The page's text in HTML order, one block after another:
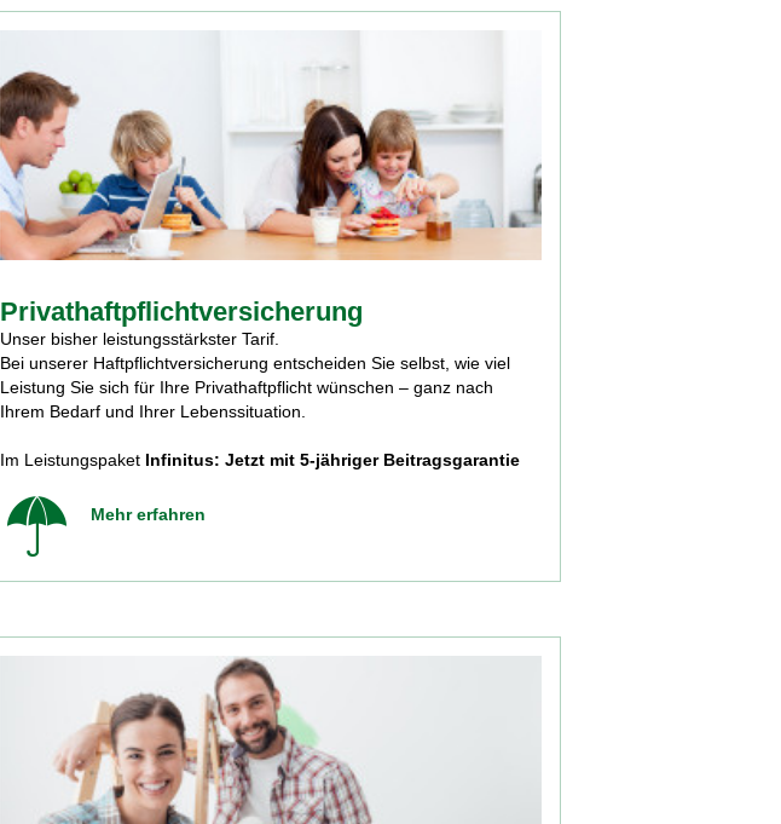
Privathaftpflichtversicherung
Unser bisher leistungsstärkster Tarif.
Bei unserer Haftpflichtversicherung entscheiden Sie selbst, wie viel
Leistung Sie sich für Ihre Privathaftpflicht wünschen – ganz nach
Ihrem Bedarf und Ihrer Lebenssituation.
Im Leistungspaket Infinitus: Jetzt mit 5-jähriger Beitragsgarantie
Mehr erfahren